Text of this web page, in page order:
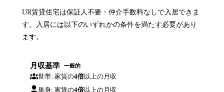
UR賃貸住宅は保証人不要・仲介手数料なしで入居できま
す。入居には以下のいずれかの条件を満たす必要があり
ます。
月収基準 一般的
世帯: 家賃の4倍以上の月収
単身: 家賃の4倍以上の月収